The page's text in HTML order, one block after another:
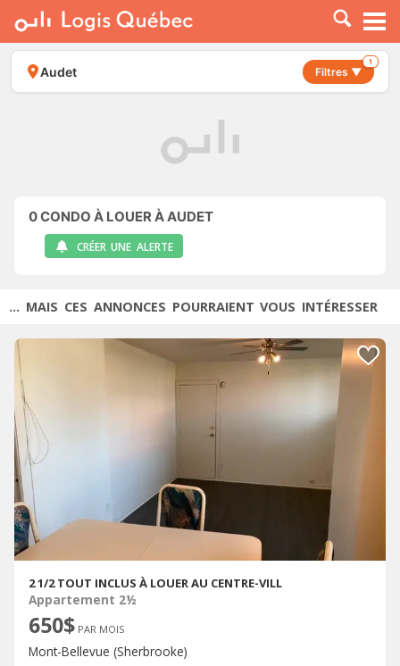
À LOUER
À VENDRE
PLACER UNE ANNONCE
Audet Filtres ▼
1
0CONDO À LOUER À AUDET
CRÉER UNE ALERTE
... MAIS CES ANNONCES POURRAIENT VOUS INTÉRESSER
2 1/2 TOUT INCLUS À LOUER AU CENTRE-VILL
Appartement 2½
650$ PAR MOIS
Mont-Bellevue (Sherbrooke)